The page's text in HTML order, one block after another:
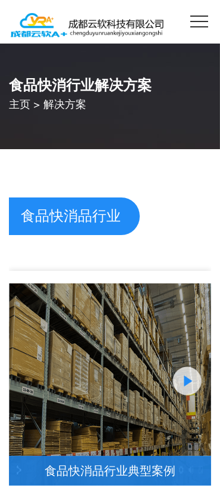
食品快消行业解决方案
主页 > 解决方案
食品快消品行业
行业背景
快消品行业，是中国市场化程度很高的一个行业
业产品具有几个显著的特点：产品种类多、消费
高、客户粘度低、配送需及时。
行业分销渠道众多，经销商、分销商、批发市场
市、便利店等，行业竞争压力大，需要业务员经
客户关系。
食品快消品行业典型案例